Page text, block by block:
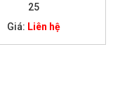
25
Giá: Liên hệ